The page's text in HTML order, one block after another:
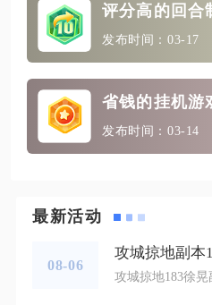
评分高的回合
发布时间：03-17
省钱的挂机游
发布时间：03-14
最新活动
08-06
攻城掠地副本